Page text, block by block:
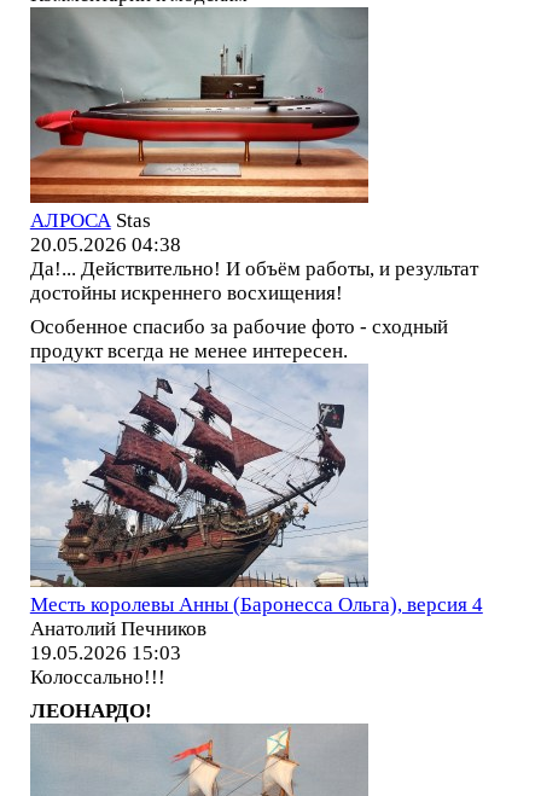
АЛРОСА Stas
20.05.2026 04:38
Да!... Действительно! И объём работы, и результат
достойны искреннего восхищения!
Особенное спасибо за рабочие фото - сходный
продукт всегда не менее интересен.
Месть королевы Анны (Баронесса Ольга), версия 4
Анатолий Печников
19.05.2026 15:03
Колоссально!!!
ЛЕОНАРДО!